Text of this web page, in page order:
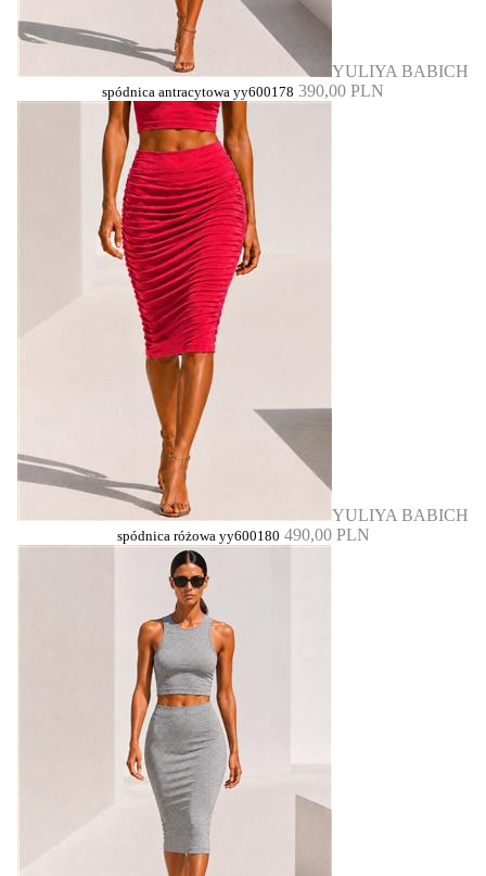
YULIYA BABICH
spódnica antracytowa yy600178 390,00 PLN
YULIYA BABICH
spódnica różowa yy600180 490,00 PLN